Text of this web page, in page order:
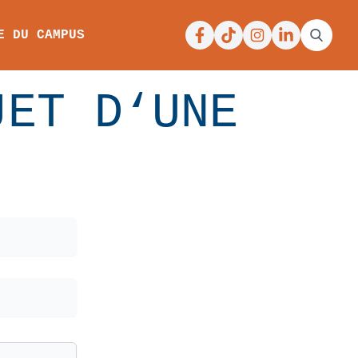
DU CAMPUS Facebook
TiktokInstagram
Linkedin
D‘UNE